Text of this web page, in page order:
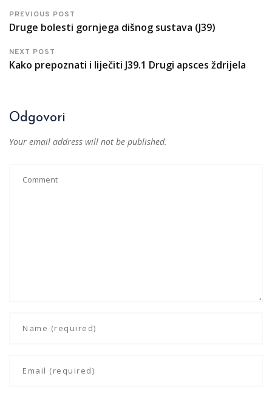
PREVIOUS POST
Druge bolesti gornjega dišnog sustava (J39)
NEXT POST
Kako prepoznati i liječiti J39.1 Drugi apsces ždrijela
Odgovori
Your email address will not be published.